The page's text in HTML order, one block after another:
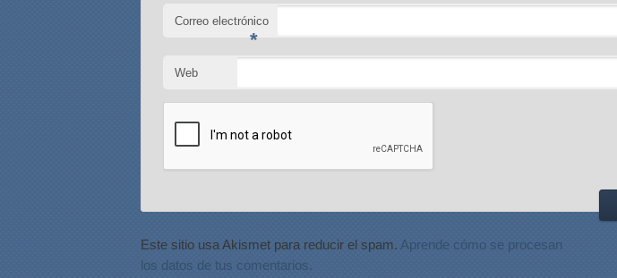
Correo electrónico
*
Web
Este sitio usa Akismet para reducir el spam. Aprende cómo se procesan
los datos de tus comentarios.